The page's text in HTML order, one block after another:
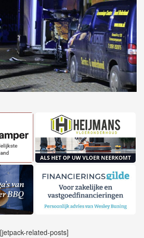
[jetpack-related-posts]